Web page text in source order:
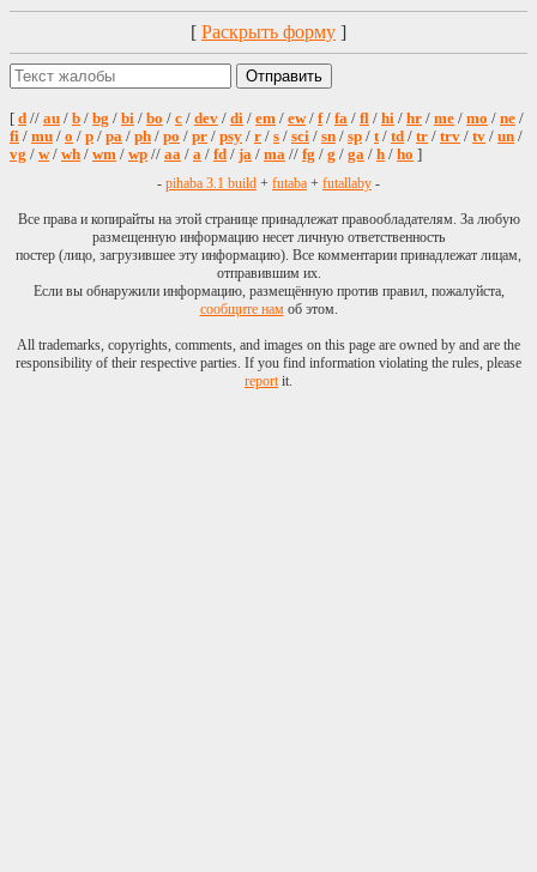
[ Раскрыть форму ]
[ d // au / b / bg / bi / bo / c / dev / di / em / ew/ f/ fa / fl / hi / hr / me / mo / ne /
fi / mu / o / p / pa / ph / po / pr / psy / r / s / sci / sn / sp / t/ td / tr / trv / tv / un /
vg / w/ wh / wm / wp // aa / a / fd / ja / ma // fg / g / ga / h / ho ]
- pihaba 3.1 build + futaba + futallaby -
Все права и копирайты на этой странице принадлежат правообладателям. За любую
размещенную информацию несет личную ответственность
постер (лицо, загрузившее эту информацию). Все комментарии принадлежат лицам,
отправившим их.
Если вы обнаружили информацию, размещённую против правил, пожалуйста,
сообщите намоб этом.
All trademarks, copyrights, comments, and images on this page are owned by and are the
responsibility of their respective parties. If you find information violating the rules, please
reportit.